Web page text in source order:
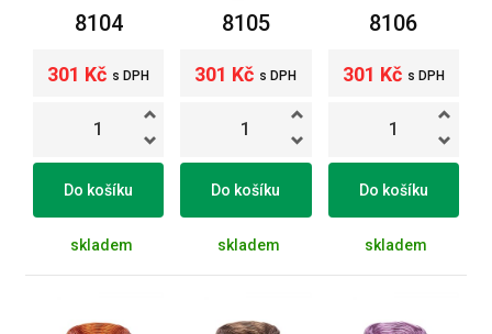
8104
301 Kč s DPH
Do košíku
skladem
8105
301 Kč s DPH
Do košíku
skladem
8106
301 Kč s DPH
Do košíku
skladem